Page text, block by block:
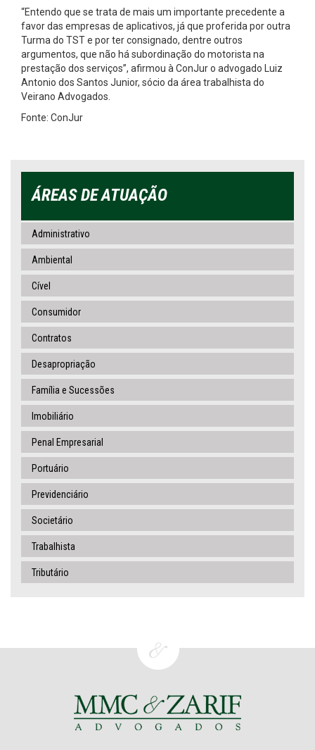
“Entendo que se trata de mais um importante precedente a
favor das empresas de aplicativos, já que proferida por outra
Turma do TST e por ter consignado, dentre outros
argumentos, que não há subordinação do motorista na
prestação dos serviços”, afirmou à ConJur o advogado Luiz
Antonio dos Santos Junior, sócio da área trabalhista do
Veirano Advogados.
Fonte: ConJur
ÁREAS DE ATUAÇÃO
Administrativo
Ambiental
Cível
Consumidor
Contratos
Desapropriação
Família e Sucessões
Imobiliário
Penal Empresarial
Portuário
Previdenciário
Societário
Trabalhista
Tributário